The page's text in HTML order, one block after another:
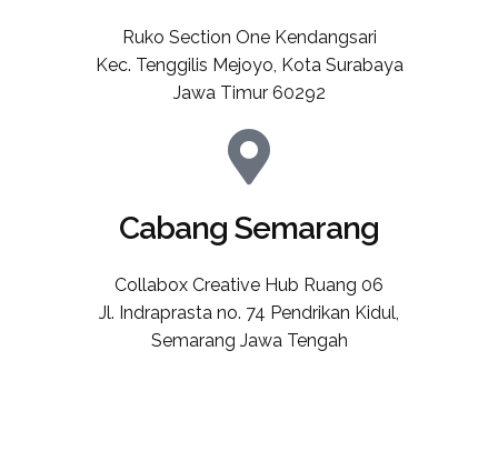
Ruko Section One Kendangsari
Kec. Tenggilis Mejoyo, Kota Surabaya
Jawa Timur 60292
Cabang Semarang
Collabox Creative Hub Ruang 06
Jl. Indraprasta no. 74 Pendrikan Kidul,
Semarang Jawa Tengah